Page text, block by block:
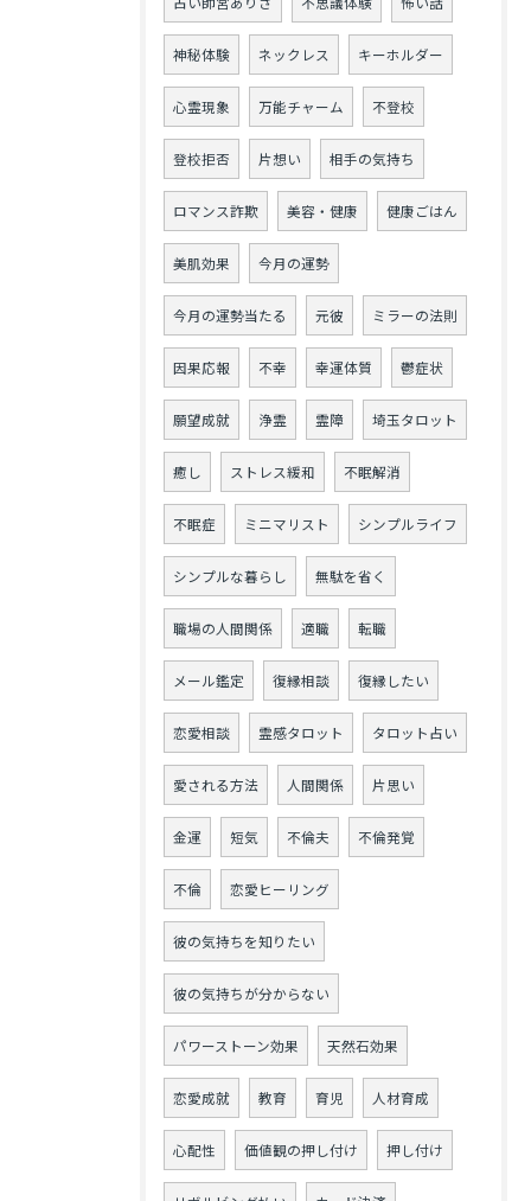
神秘体験 ネックレス キーホルダー
心霊現象 万能チャーム 不登校
登校拒否 片想い 相手の気持ち
ロマンス詐欺 美容・健康 健康ごはん
美肌効果 今月の運勢
今月の運勢当たる 元彼 ミラーの法則
因果応報 不幸 幸運体質 鬱症状
願望成就 浄霊 霊障 埼玉タロット
癒し ストレス緩和 不眠解消
不眠症 ミニマリスト シンプルライフ
シンプルな暮らし 無駄を省く
職場の人間関係 適職 転職
メール鑑定 復縁相談 復縁したい
恋愛相談 霊感タロット タロット占い
愛される方法 人間関係 片思い
金運 短気 不倫夫 不倫発覚
不倫 恋愛ヒーリング
彼の気持ちを知りたい
彼の気持ちが分からない
パワーストーン効果 天然石効果
恋愛成就 教育 育児 人材育成
心配性 価値観の押し付け 押し付け